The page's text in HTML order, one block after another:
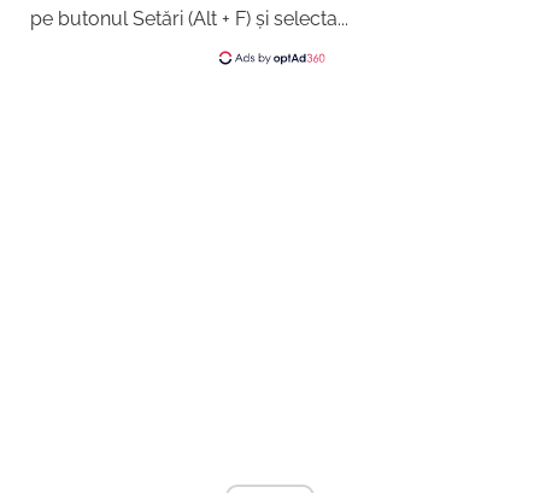
pe butonul Setări (Alt + F) și selecta...